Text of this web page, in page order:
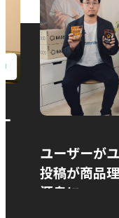
ユーザーが
投稿が商品
源泉に